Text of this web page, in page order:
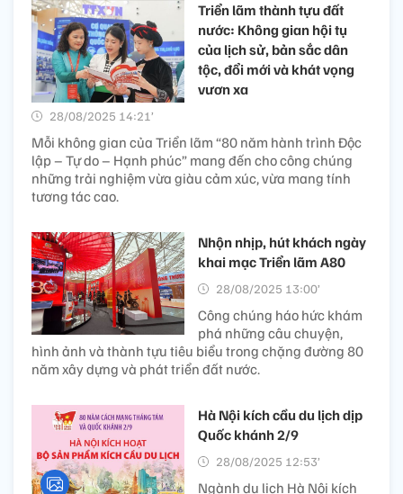
Triển lãm thành tựu đất
nước: Không gian hội tụ
của lịch sử, bản sắc dân
tộc, đổi mới và khát vọng
vươn xa
28/08/2025 14:21’
Mỗi không gian của Triển lãm “80 năm hành trình Độc
lập – Tự do – Hạnh phúc” mang đến cho công chúng
những trải nghiệm vừa giàu cảm xúc, vừa mang tính
tương tác cao.
Nhộn nhịp, hút khách ngày
khai mạc Triển lãm A80
28/08/2025 13:00’
Công chúng háo hức khám
phá những câu chuyện,
hình ảnh và thành tựu tiêu biểu trong chặng đường 80
năm xây dựng và phát triển đất nước.
Hà Nội kích cầu du lịch dịp
Quốc khánh 2/9
28/08/2025 12:53’
Ngành du lịch Hà Nội kích